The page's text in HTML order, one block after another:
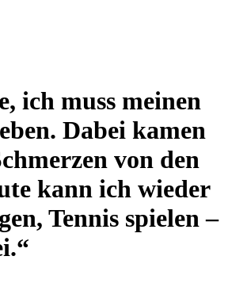
ich muss meinen
Dabei kamen
von den
kann ich wieder
Tennis spielen –